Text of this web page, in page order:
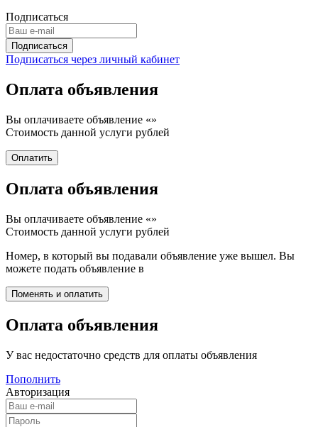
Подписаться
Подписаться через личный кабинет
Оплата объявления
Вы оплачиваете объявление «»
Стоимость данной услуги рублей
Оплата объявления
Вы оплачиваете объявление «»
Стоимость данной услуги рублей
Номер, в который вы подавали объявление уже вышел. Вы
можете подать объявление в
Оплата объявления
У вас недостаточно средств для оплаты объявления
Пополнить
Авторизация